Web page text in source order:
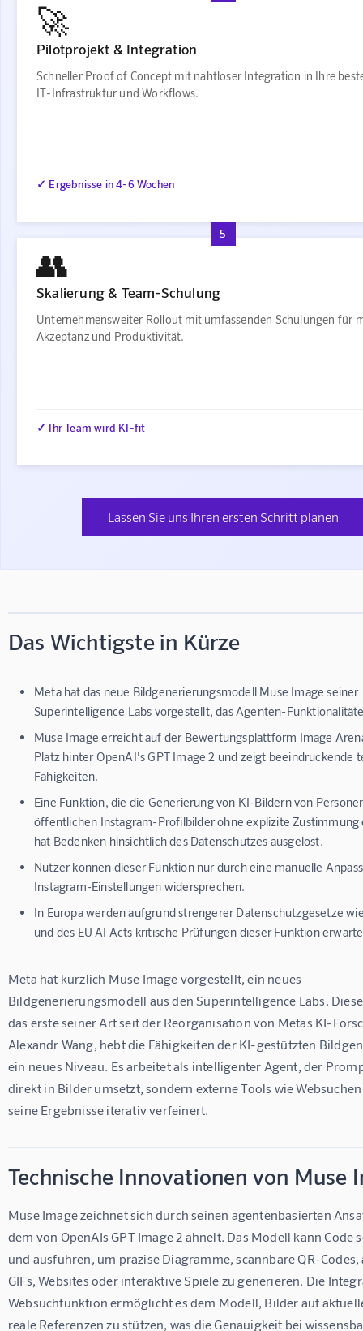
🚀
Pilotprojekt & Integration
Schneller Proof of Concept mit nahtloser Integration in Ihre
IT-Infrastruktur und Workflows.
✓ Ergebnisse in 4-6 Wochen
5
👥
Skalierung & Team-Schulung
Unternehmensweiter Rollout mit umfassenden Schulungen für
Akzeptanz und Produktivität.
✓ Ihr Team wird KI-fit
Lassen Sie uns Ihren ersten Schritt planen
Das Wichtigste in Kürze
Meta hat das neue Bildgenerierungsmodell Muse Image seiner
Superintelligence Labs vorgestellt, das Agenten-
Muse Image erreicht auf der Bewertungsplattform Image
Platz hinter OpenAI's GPT Image 2 und zeigt beeindruckende
Fähigkeiten.
Eine Funktion, die die Generierung von KI-Bildern von
öffentlichen Instagram-Profilbilder ohne explizite
hat Bedenken hinsichtlich des Datenschutzes ausgelöst.
Nutzer können dieser Funktion nur durch eine manuelle
Instagram-Einstellungen widersprechen.
In Europa werden aufgrund strengerer Datenschutzgesetze
und des EU AI Acts kritische Prüfungen dieser Funktion
Meta hat kürzlich Muse Image vorgestellt, ein neues
Bildgenerierungsmodell aus den Superintelligence Labs.
das erste seiner Art seit der Reorganisation von Metas KI-
Alexandr Wang, hebt die Fähigkeiten der KI-gestützten
ein neues Niveau. Es arbeitet als intelligenter Agent, der
direkt in Bilder umsetzt, sondern externe Tools wie
seine Ergebnisse iterativ verfeinert.
Technische Innovationen von Muse
Muse Image zeichnet sich durch seinen agentenbasierten
dem von OpenAIs GPT Image 2 ähnelt. Das Modell kann Code
und ausführen, um präzise Diagramme, scannbare QR-
GIFs, Websites oder interaktive Spiele zu generieren. Die
Websuchfunktion ermöglicht es dem Modell, Bilder auf
reale Referenzen zu stützen, was die Genauigkeit bei